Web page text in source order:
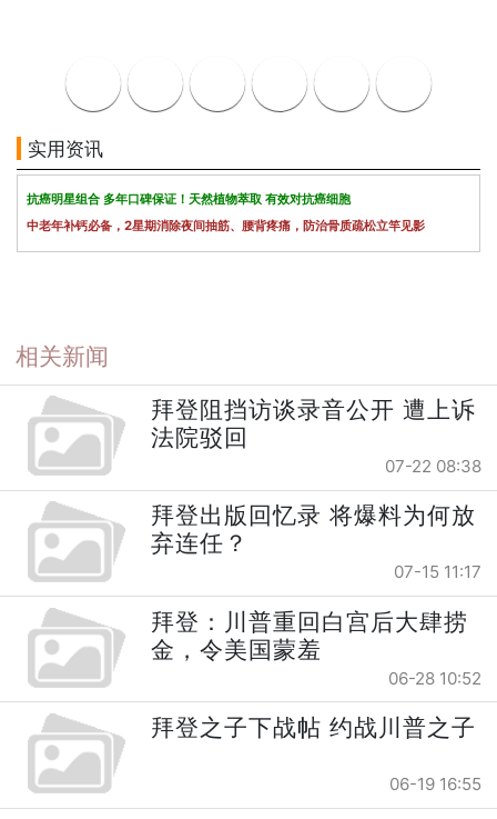
实用资讯
抗癌明星组合 多年口碑保证！天然植物萃取 有效对抗癌细胞
中老年补钙必备，2星期消除夜间抽筋、腰背疼痛，防治骨质疏松立竿见影
相关新闻
拜登阻挡访谈录音公开 遭上诉
法院驳回
07-22 08:38
拜登出版回忆录 将爆料为何放
弃连任？
07-15 11:17
拜登：川普重回白宫后大肆捞
金，令美国蒙羞
06-28 10:52
拜登之子下战帖 约战川普之子
06-19 16:55